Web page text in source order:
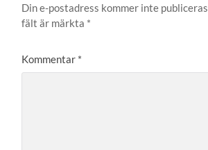
Din e-postadress kommer inte publiceras.
fält är märkta *
Kommentar *